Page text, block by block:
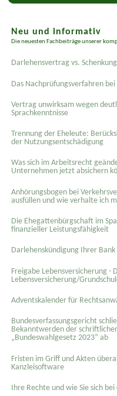
Neu und informativ
Die neuesten Fachbeiträge unserer
Darlehensvertrag vs.
Das Nachprüfungsverfahren
Vertrag unwirksam wegen
Sprachkenntnisse
Trennung der Eheleute:
der Nutzungsentschädigung
Was sich im Arbeitsrecht
Unternehmen jetzt absichern
Anhörungsbogen bei
ausfüllen und wie verhalte ich
Die Ehegattenbürgschaft im
finanzieller Leistungsfähigkeit
Darlehenskündigung Ihrer Bank
Freigabe Lebensversicherung -
Lebensversicherung/
Adventskalender für
Bundesverfassungsgericht
Bekanntwerden der
„Bundeswahlgesetz 2023“ ab
Fristen im Griff und Akten
Kanzleisoftware
Ihre Rechte und wie Sie sich